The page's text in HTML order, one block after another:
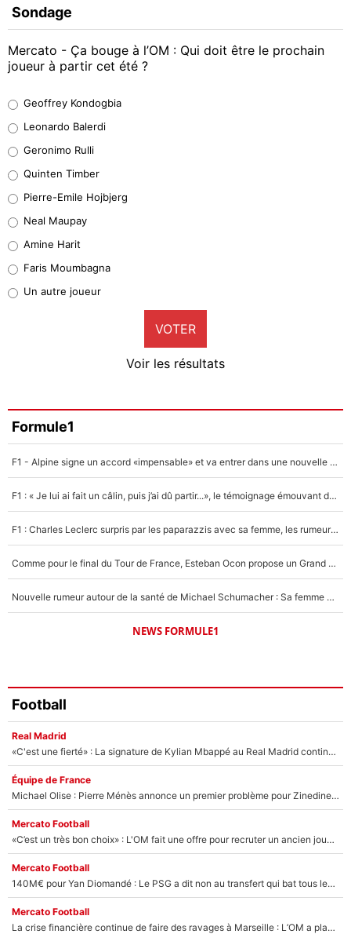
Sondage
Mercato - Ça bouge à l’OM : Qui doit être le prochain
joueur à partir cet été ?
38%
32%
5%
1%
9%
Faris Moumbagna
5%
Un autre joueur
5%
Geoffrey Kondogbia
Leonardo Balerdi
Geronimo Rulli
Quinten Timber
Pierre-Emile Hojbjerg
Neal Maupay
Amine Harit
Faris Moumbagna
Un autre joueur
VOTER
Voir les résultats
Formule1
F1 - Alpine signe un accord «impensable» et va entrer dans une nouvelle dimension : Grande nouvelle pour Pierre Gasly !
F1 : « Je lui ai fait un câlin, puis j’ai dû partir...», le témoignage émouvant de Max Verstappen sur sa fille
F1 : Charles Leclerc surpris par les paparazzis avec sa femme, les rumeurs étaient vraies !
Comme pour le final du Tour de France, Esteban Ocon propose un Grand Prix de Formule 1 à Paris : «Autour de l’Arc de Triomphe, ce serait génial» !
Nouvelle rumeur autour de la santé de Michael Schumacher : Sa femme Corinna sort du silence
NEWS FORMULE1
Football
Real Madrid
«C'est une fierté» : La signature de Kylian Mbappé au Real Madrid continue de régaler l'Espagne
Équipe de France
Michael Olise : Pierre Ménès annonce un premier problème pour Zinedine Zidane en équipe de France
Mercato Football
«C’est un très bon choix» : L'OM fait une offre pour recruter un ancien joueur du PSG... et c'est validé dans l'After Foot !
Mercato Football
140M€ pour Yan Diomandé : Le PSG a dit non au transfert qui bat tous les records sur le mercato
Mercato Football
La crise financière continue de faire des ravages à Marseille : L’OM a placé 12 joueurs sur le marché des transferts… et ça pourrait lui rapporter près de 100M€ !